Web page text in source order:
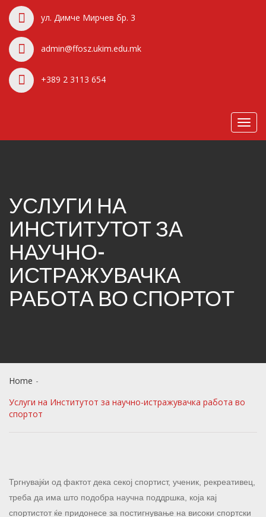
ул. Димче Мирчев бр. 3
admin@ffosz.ukim.edu.mk
+389 2 3113 654
УСЛУГИ НА
ИНСТИТУТОТ ЗА
НАУЧНО-
ИСТРАЖУВАЧКА
РАБОТА ВО СПОРТОТ
Home
Услуги на Институтот за научно-истражувачка работа во
спортот
Тргнувајќи од фактот дека секој спортист, ученик, рекреативец,
треба да има што подобра научна поддршка, која кај
спортистот ќе придонесе за постигнување на високи спортски